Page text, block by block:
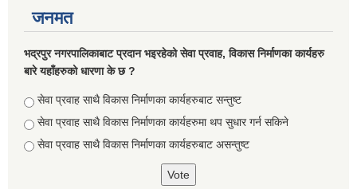
जनमत
भद्रपुर नगरपालिकाबाट प्रदान भइरहेको सेवा प्रवाह, विकास निर्माणका कार्यहरु
बारे यहाँहरुको धारणा के छ ?
Choices
सेवा प्रवाह साथै विकास निर्माणका कार्यहरुबाट सन्तुष्ट
सेवा प्रवाह साथै विकास निर्माणका कार्यहरुमा थप सुधार गर्न सकिने
सेवा प्रवाह साथै विकास निर्माणका कार्यहरुबाट असन्तुष्ट